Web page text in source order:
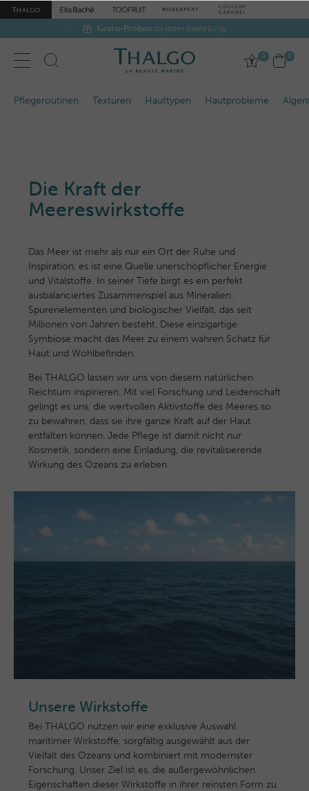
Gratis-Proben zu jeder Bestellung
0 0
Pflegeroutinen Texturen Hauttypen Hautprobleme
Die Kraft der
Meereswirkstoffe
Das Meer ist mehr als nur ein Ort der Ruhe und
Inspiration, es ist eine Quelle unerschöpflicher Energie
und Vitalstoffe. In seiner Tiefe birgt es ein perfekt
ausbalanciertes Zusammenspiel aus Mineralien,
Spurenelementen und biologischer Vielfalt, das seit
Millionen von Jahren besteht. Diese einzigartige
Symbiose macht das Meer zu einem wahren Schatz für
Haut und Wohlbefinden.
Bei THALGO lassen wir uns von diesem natürlichen
Reichtum inspirieren. Mit viel Forschung und Leidenschaft
gelingt es uns, die wertvollen Aktivstoffe des Meeres so
zu bewahren, dass sie ihre ganze Kraft auf der Haut
entfalten können. Jede Pflege ist damit nicht nur
Kosmetik, sondern eine Einladung, die revitalisierende
Wirkung des Ozeans zu erleben.
Unsere Wirkstoffe
Bei THALGO nutzen wir eine exklusive Auswahl
maritimer Wirkstoffe, sorgfältig ausgewählt aus der
Vielfalt des Ozeans und kombiniert mit modernster
Forschung. Unser Ziel ist es, die außergewöhnlichen
Eigenschaften dieser Wirkstoffe in ihrer reinsten Form zu